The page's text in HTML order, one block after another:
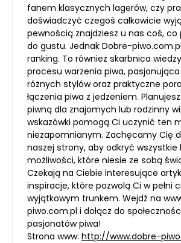
fanem klasycznych lagerów, czy
doświadczyć czegoś całkowicie
pewnością znajdziesz u nas coś, co
do gustu. Jednak Dobre-
ranking. To również skarbnica
procesu warzenia piwa,
różnych stylów oraz praktyczne
łączenia piwa z jedzeniem.
piwną dla znajomych lub rodzinny
wskazówki pomogą Ci uczynić ten
niezapomnianym. Zachęcamy Cię
naszej strony, aby odkryć wszystkie
możliwości, które niesie ze sobą
Czekają na Ciebie interesujące
inspiracje, które pozwolą Ci w pełni
wyjątkowym trunkem. Wejdź na
piwo.com.pl i dołącz do
pasjonatów piwa!
Strona www: http://www.dobre-